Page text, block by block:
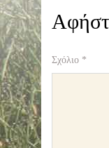
Σχόλιο *